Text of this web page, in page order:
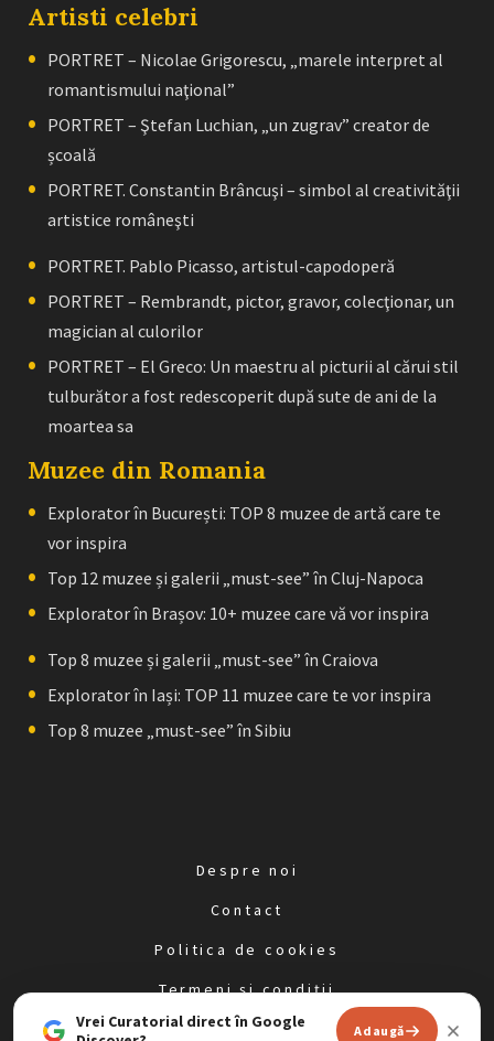
Artisti celebri
PORTRET – Nicolae Grigorescu, „marele interpret al
romantismului naţional”
PORTRET – Ştefan Luchian, „un zugrav” creator de
școală
PORTRET. Constantin Brâncuşi – simbol al creativităţii
artistice româneşti
PORTRET. Pablo Picasso, artistul-capodoperă
PORTRET – Rembrandt, pictor, gravor, colecţionar, un
magician al culorilor
PORTRET – El Greco: Un maestru al picturii al cărui stil
tulburător a fost redescoperit după sute de ani de la
moartea sa
Muzee din Romania
Explorator în București: TOP 8 muzee de artă care te
vor inspira
Top 12 muzee și galerii „must-see” în Cluj-Napoca
Explorator în Brașov: 10+ muzee care vă vor inspira
Top 8 muzee și galerii „must-see” în Craiova
Explorator în Iași: TOP 11 muzee care te vor inspira
Top 8 muzee „must-see” în Sibiu
Despre noi
Contact
Politica de cookies
Termeni și condiții
Politica de confidențialitate
Vrei Curatorial direct în Google
Adaugă